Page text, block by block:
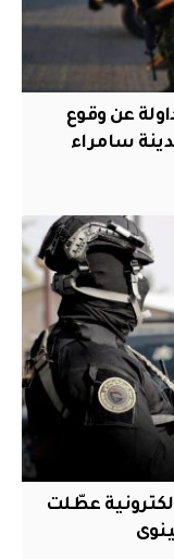
عن وقوع
سامراء
عطّلت